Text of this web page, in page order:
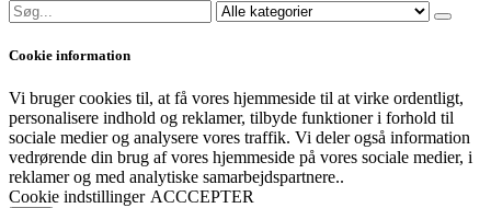
Cookie information
Vi bruger cookies til, at få vores hjemmeside til at virke ordentligt,
personalisere indhold og reklamer, tilbyde funktioner i forhold til
sociale medier og analysere vores traffik. Vi deler også information
vedrørende din brug af vores hjemmeside på vores sociale medier, i
reklamer og med analytiske samarbejdspartnere..
Cookie indstillinger ACCCEPTER